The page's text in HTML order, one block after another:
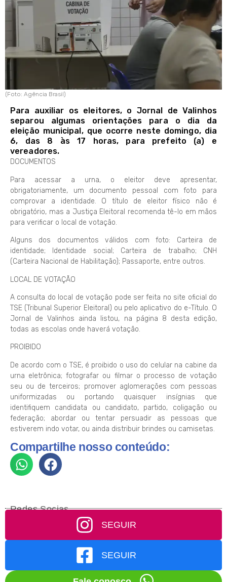
(Foto: Agência Brasil)
Para auxiliar os eleitores, o Jornal de Valinhos
separou algumas orientações para o dia da
eleição municipal, que ocorre neste domingo, dia
6, das 8 às 17 horas, para prefeito (a) e
vereadores.
DOCUMENTOS
Para acessar a urna, o eleitor deve apresentar,
obrigatoriamente, um documento pessoal com foto para
comprovar a identidade. O título de eleitor físico não é
obrigatório, mas a Justiça Eleitoral recomenda tê-lo em mãos
para verificar o local de votação.
Alguns dos documentos válidos com foto: Carteira de
identidade; Identidade social; Carteira de trabalho; CNH
(Carteira Nacional de Habilitação); Passaporte, entre outros.
LOCAL DE VOTAÇÃO
A consulta do local de votação pode ser feita no site oficial do
TSE (Tribunal Superior Eleitoral) ou pelo aplicativo do e-Título. O
Jornal de Valinhos ainda listou, na página 8 desta edição,
todas as escolas onde haverá votação.
PROIBIDO
De acordo com o TSE, é proibido o uso do celular na cabine da
urna eletrônica; fotografar ou filmar o processo de votação
seu ou de terceiros; promover aglomerações com pessoas
uniformizadas ou portando quaisquer insígnias que
identifiquem candidata ou candidato, partido, coligação ou
federação; abordar ou tentar persuadir as pessoas que
estiverem indo votar, ou ainda distribuir brindes ou camisetas.
Compartilhe nosso conteúdo:
Redes Socias
SEGUIR
SEGUIR